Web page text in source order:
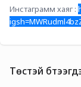
Инстаграмм хаяг :
Төстэй